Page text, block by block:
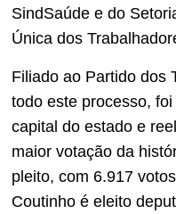
SindSaúde e do
Única dos
Filiado ao Partido dos
todo este processo,
capital do estado e
maior votação da
pleito, com 6.917
Coutinho é eleito